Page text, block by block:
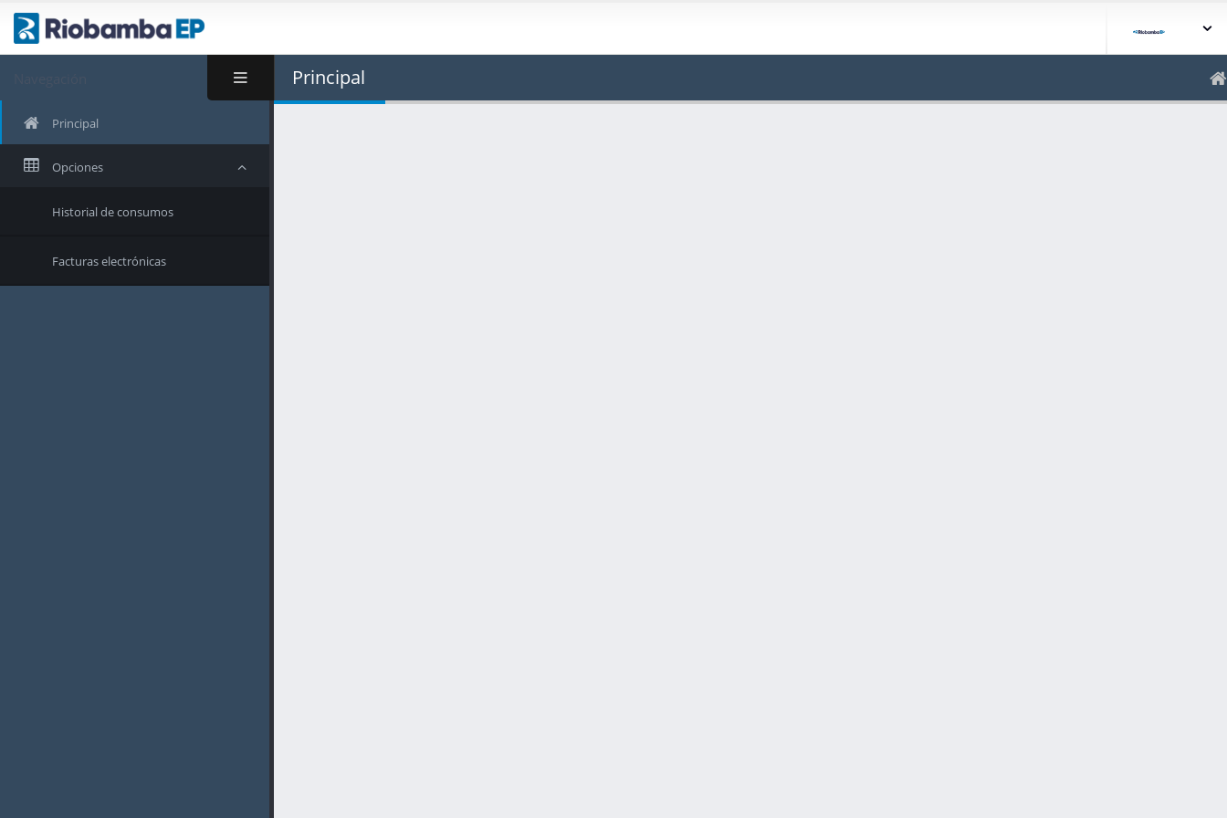
Principal
Opciones
Historial de consumos
Facturas electrónicas
Principal